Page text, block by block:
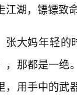
江湖，镖镖致
张大妈年轻的
，那都是一绝
，用手中的武